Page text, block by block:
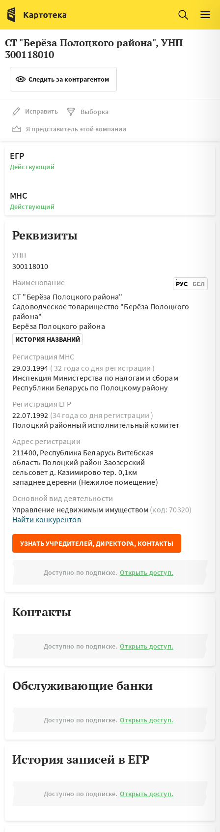
Италия
Люксембург
Литва
Латвия
Словения
Франция
Швеция
Мальта
СТ "Берёза Полоцкого района", УНП
300118010
Следить за контрагентом
Исправить
Выборка
Я представитель этой компании
ЕГР
Действующий
МНС
Действующий
Реквизиты
УНП
300118010
Наименование
РУС БЕЛ
СТ "Берёза Полоцкого района"
Садоводческое товарищество "Берёза Полоцкого
района"
Берёза Полоцкого района
ИСТОРИЯ НАЗВАНИЙ
Регистрация МНС
29.03.1994 ( 32 года со дня регистрации )
Инспекция Министерства по налогам и сборам
Республики Беларусь по Полоцкому району
Регистрация ЕГР
22.07.1992 (34 года со дня регистрации )
Полоцкий районный исполнительный комитет
Адрес регистрации
211400, Республика Беларусь Витебская
область Полоцкий район Заозерский
сельсовет д. Казимирово тер. 0,1км
западнее деревни (Нежилое помещение)
Основной вид деятельности
Управление недвижимым имуществом (код: 70320)
Найти конкурентов
УЗНАТЬ УЧРЕДИТЕЛЕЙ, ДИРЕКТОРА, КОНТАКТЫ
Доступно по подписке. Открыть доступ.
Контакты
Доступно по подписке. Открыть доступ.
Обслуживающие банки
Доступно по подписке. Открыть доступ.
История записей в ЕГР
Доступно по подписке. Открыть доступ.